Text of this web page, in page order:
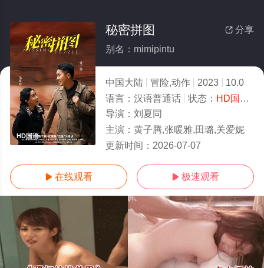
HD国语
 分享
秘密拼图
别名：mimipintu
中国大陆 冒险,动作 2023
10.0
语言： 汉语普通话 状态： HD国语
导演： 刘夏同
主演： 黄子腾,张暖雅,田璐,关爱妮
更新时间： 2026-07-07
 在线观看  极速观看